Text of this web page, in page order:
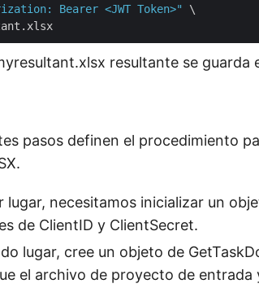
Bearer <JWT Token>"
\
resultante se guarda
pasos definen el procedimiento
lugar, necesitamos inicializar un
de ClientID y ClientSecret.
lugar, cree un objeto de
el archivo de proyecto de entrada